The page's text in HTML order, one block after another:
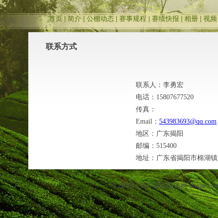
首页 | 简介 公棚动态 赛事规程 赛绩快报 相册 视频
联系方式
联系人： 李勇宏
电话： 15807677520
传真：
Email： 543983693@qq.com
地区： 广东揭阳
邮编： 515400
地址： 广东省揭阳市棉湖
© 2005-2026赛鸽资讯网